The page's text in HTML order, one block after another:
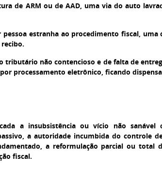
de ARM ou de AAD, uma via do auto
pessoa estranha ao procedimento fiscal, uma
tributário não contencioso e de falta de
processamento eletrônico, ficando
a insubsistência ou vício não
a autoridade incumbida do controle
a reformulação parcial ou total
fiscal.